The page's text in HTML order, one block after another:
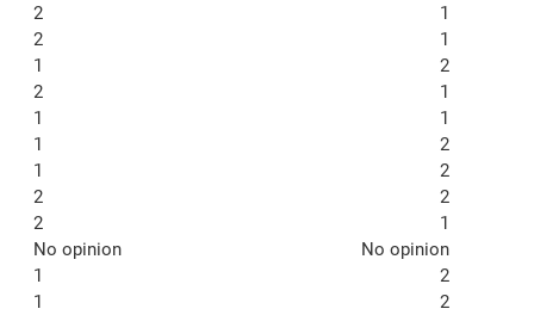
2
1
2
1
1
2
2
1
1
1
1
2
1
2
2
2
2
1
No opinion
No opinion
1
2
1
2